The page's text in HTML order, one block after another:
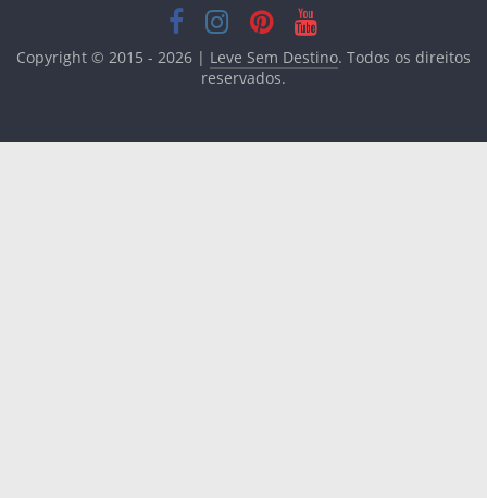
Copyright © 2015 - 2026 | Leve Sem Destino. Todos os direitos
reservados.